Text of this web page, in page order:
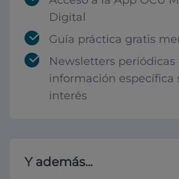
Digital
Guía práctica gratis
Newsletters periódicas
información específica
interés
Y además...